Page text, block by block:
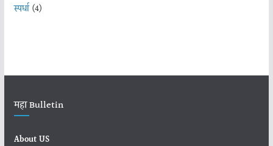
स्पर्धा(4)
महा Bulletin
About US